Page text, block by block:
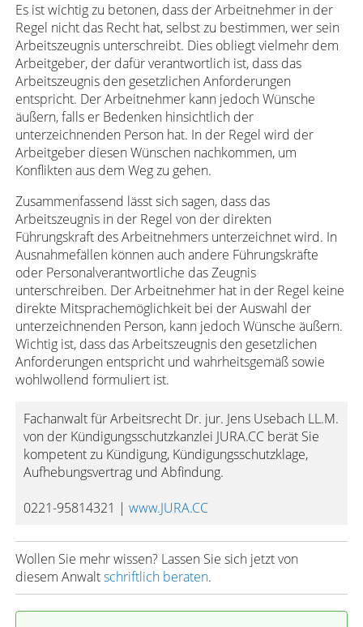
Es ist wichtig zu betonen, dass der Arbeitnehmer in der
Regel nicht das Recht hat, selbst zu bestimmen, wer sein
Arbeitszeugnis unterschreibt. Dies obliegt vielmehr dem
Arbeitgeber, der dafür verantwortlich ist, dass das
Arbeitszeugnis den gesetzlichen Anforderungen
entspricht. Der Arbeitnehmer kann jedoch Wünsche
äußern, falls er Bedenken hinsichtlich der
unterzeichnenden Person hat. In der Regel wird der
Arbeitgeber diesen Wünschen nachkommen, um
Konflikten aus dem Weg zu gehen.
Zusammenfassend lässt sich sagen, dass das
Arbeitszeugnis in der Regel von der direkten
Führungskraft des Arbeitnehmers unterzeichnet wird. In
Ausnahmefällen können auch andere Führungskräfte
oder Personalverantwortliche das Zeugnis
unterschreiben. Der Arbeitnehmer hat in der Regel keine
direkte Mitsprachemöglichkeit bei der Auswahl der
unterzeichnenden Person, kann jedoch Wünsche äußern.
Wichtig ist, dass das Arbeitszeugnis den gesetzlichen
Anforderungen entspricht und wahrheitsgemäß sowie
wohlwollend formuliert ist.
Fachanwalt für Arbeitsrecht Dr. jur. Jens Usebach LL.M.
von der Kündigungsschutzkanzlei JURA.CC berät Sie
kompetent zu Kündigung, Kündigungsschutzklage,
Aufhebungsvertrag und Abfindung.
0221-95814321 | www.JURA.CC
Wollen Sie mehr wissen? Lassen Sie sich jetzt von
diesem Anwaltschriftlich beraten.